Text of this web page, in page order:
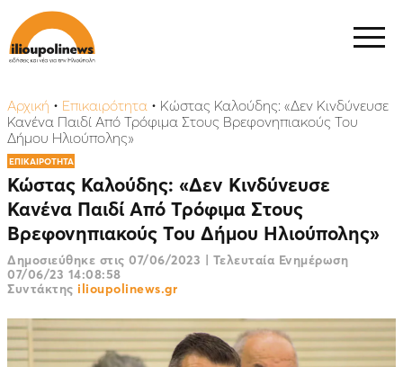
Αρχική • Επικαιρότητα • Κώστας Καλούδης: «Δεν Κινδύνευσε
Κανένα Παιδί Από Τρόφιμα Στους Βρεφονηπιακούς Του
Δήμου Ηλιούπολης»
ΕΠΙΚΑΙΡΟΤΗΤΑ
Κώστας Καλούδης: «Δεν Κινδύνευσε
Κανένα Παιδί Από Τρόφιμα Στους
Βρεφονηπιακούς Του Δήμου Ηλιούπολης»
Δημοσιεύθηκε στις 07/06/2023 | Τελευταία Ενημέρωση
07/06/23 14:08:58
Συντάκτης ilioupolinews.gr